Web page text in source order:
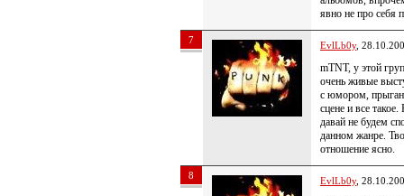
явно не про себя
7 EvlLb0y,
mTNT, у этой
очень живые
с юмором,
сцене и все такое.
давай не будем
данном жанре.
отношение ясно.
8 EvlLb0y,